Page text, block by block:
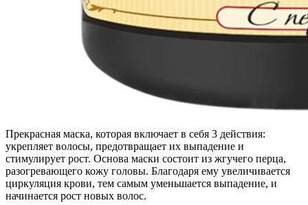
Прекрасная маска, которая включает в себя 3 действия:
укрепляет волосы, предотвращает их выпадение и
стимулирует рост. Основа маски состоит из жгучего перца,
разогревающего кожу головы. Благодаря ему увеличивается
циркуляция крови, тем самым уменьшается выпадение, и
начинается рост новых волос.